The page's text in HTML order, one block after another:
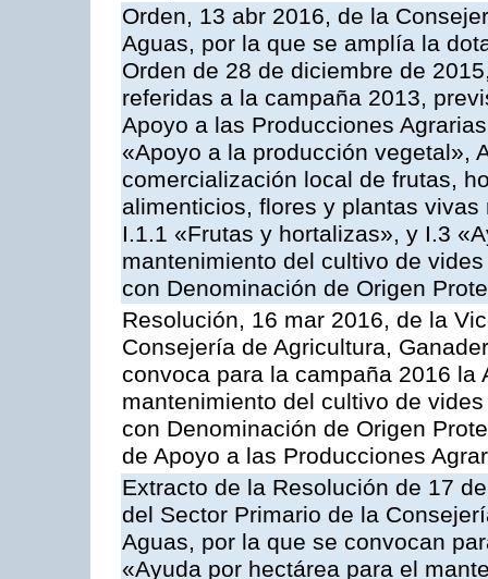
Orden, 13 abr 2016, de la
Aguas, por la que se amplía la
Orden de 28 de diciembre de
referidas a la campaña 2013,
Apoyo a las Producciones
«Apoyo a la producción vegetal»,
comercialización local de frutas,
alimenticios, flores y plantas
I.1.1 «Frutas y hortalizas», y I.3
mantenimiento del cultivo de
con Denominación de Origen
Resolución, 16 mar 2016, de la
Consejería de Agricultura,
convoca para la campaña 2016 la
mantenimiento del cultivo de
con Denominación de Origen
de Apoyo a las Producciones
Extracto de la Resolución de 17
del Sector Primario de la
Aguas, por la que se convocan
«Ayuda por hectárea para el